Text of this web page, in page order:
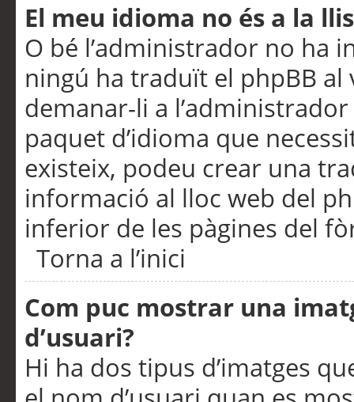
El meu idioma no és a la
O bé l’administrador no ha
ningú ha traduït el phpBB
demanar-li a
paquet d’idioma que
existeix, podeu crear una
informació al lloc web del
inferior de les pàgines del
Torna a l’inici
Com puc mostrar una
d’usuari?
Hi ha dos tipus d’imatges